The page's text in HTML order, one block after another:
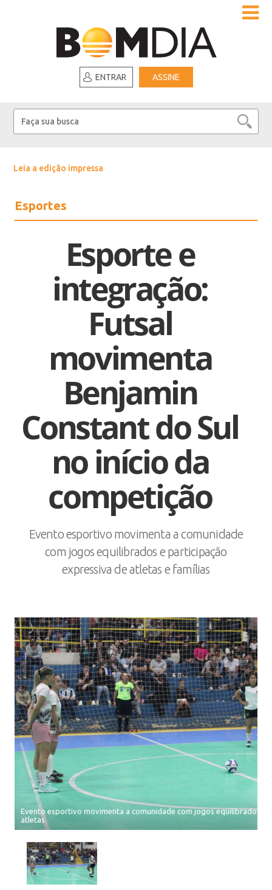
ENTRAR ASSINE
Leia a edição impressa
Esportes
Esporte e
integração:
Futsal
movimenta
Benjamin
Constant do Sul
no início da
competição
Evento esportivo movimenta a comunidade
com jogos equilibrados e participação
expressiva de atletas e famílias
Evento esportivo movimenta a comunidade com jogos equilibrados e
atletas